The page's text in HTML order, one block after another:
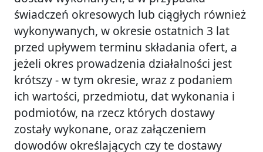
świadczeń okresowych lub ciągłych również
wykonywanych, w okresie ostatnich 3 lat
przed upływem terminu składania ofert, a
jeżeli okres prowadzenia działalności jest
krótszy - w tym okresie, wraz z podaniem
ich wartości, przedmiotu, dat wykonania i
podmiotów, na rzecz których dostawy
zostały wykonane, oraz załączeniem
dowodów określających czy te dostawy